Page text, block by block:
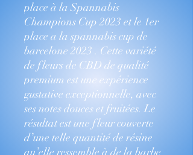
place à la Spannabis
Champions Cup 2023 et le 1er
place a la spannabis cup de
barcelone 2023 . Cette variété
de fleurs de CBD de qualité
premium est une expérience
gustative exceptionnelle, avec
ses notes douces et fruitées. Le
résultat est une fleur couverte
d’une telle quantité de résine
qu’elle ressemble à de la barbe